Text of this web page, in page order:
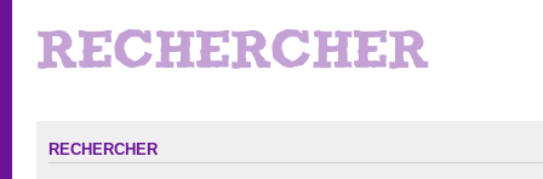
RECHERCHER
RECHERCHER